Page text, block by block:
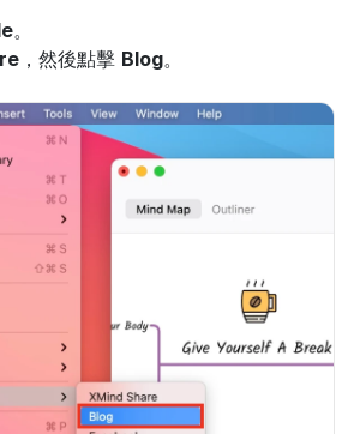
。
，然後點擊 Blog。